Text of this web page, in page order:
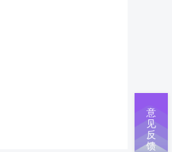
意
见
反
馈